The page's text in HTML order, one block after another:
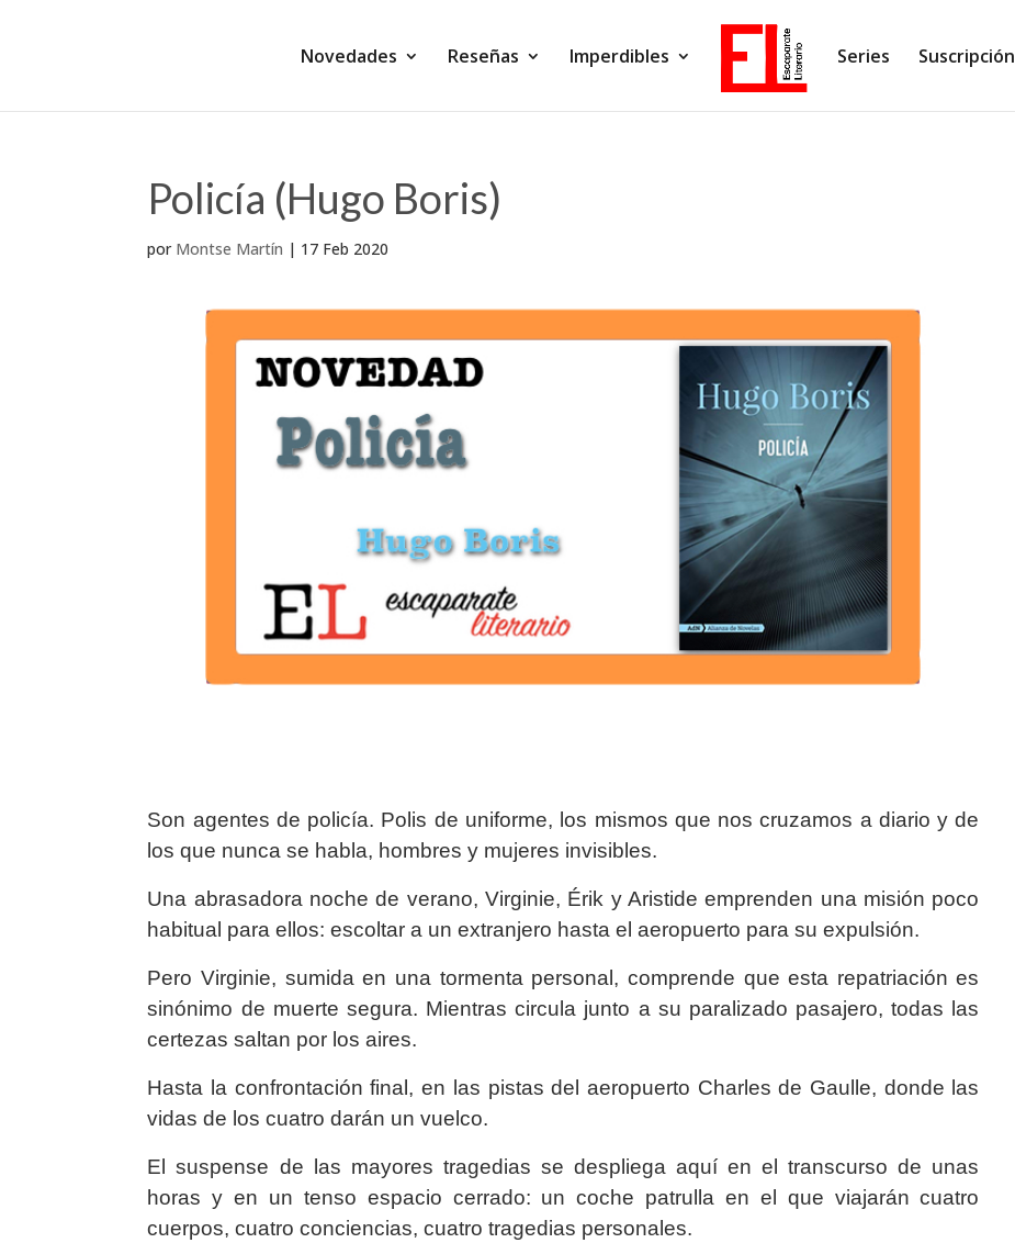
Novedades Reseñas Imperdibles Series Suscripción
Policía (Hugo Boris)
por Montse Martín | 17 Feb 2020
Son agentes de policía. Polis de uniforme, los mismos que nos cruzamos a diario y de
los que nunca se habla, hombres y mujeres invisibles.
Una abrasadora noche de verano, Virginie, Érik y Aristide emprenden una misión poco
habitual para ellos: escoltar a un extranjero hasta el aeropuerto para su expulsión.
Pero Virginie, sumida en una tormenta personal, comprende que esta repatriación es
sinónimo de muerte segura. Mientras circula junto a su paralizado pasajero, todas las
certezas saltan por los aires.
Hasta la confrontación final, en las pistas del aeropuerto Charles de Gaulle, donde las
vidas de los cuatro darán un vuelco.
El suspense de las mayores tragedias se despliega aquí en el transcurso de unas
horas y en un tenso espacio cerrado: un coche patrulla en el que viajarán cuatro
cuerpos, cuatro conciencias, cuatro tragedias personales.